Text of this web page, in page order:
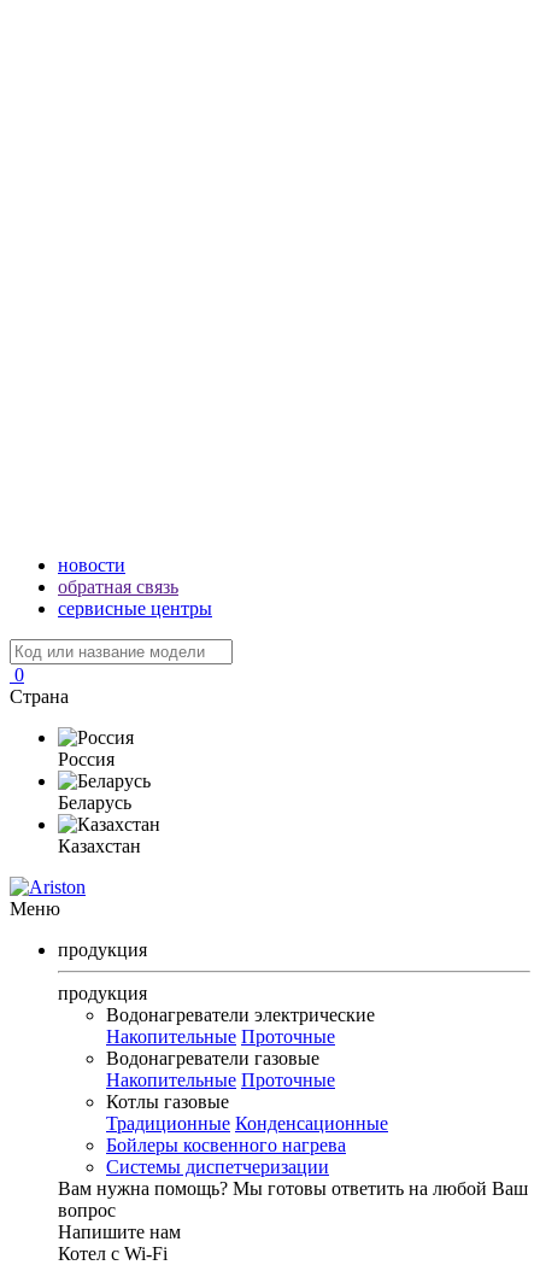
новости
обратная связь
сервисные центры
0
Страна
Россия
Беларусь
Казахстан
Меню
продукция
продукция
Водонагреватели электрические
Накопительные Проточные
Водонагреватели газовые
Накопительные Проточные
Котлы газовые
Традиционные Конденсационные
Бойлеры косвенного нагрева
Системы диспетчеризации
Вам нужна помощь? Мы готовы ответить на любой Ваш
вопрос
Напишите нам
Котел с Wi-Fi